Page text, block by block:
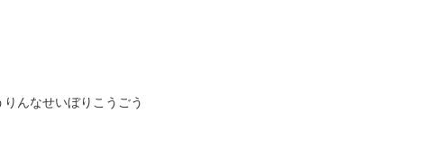
んなせいぼりこうごう